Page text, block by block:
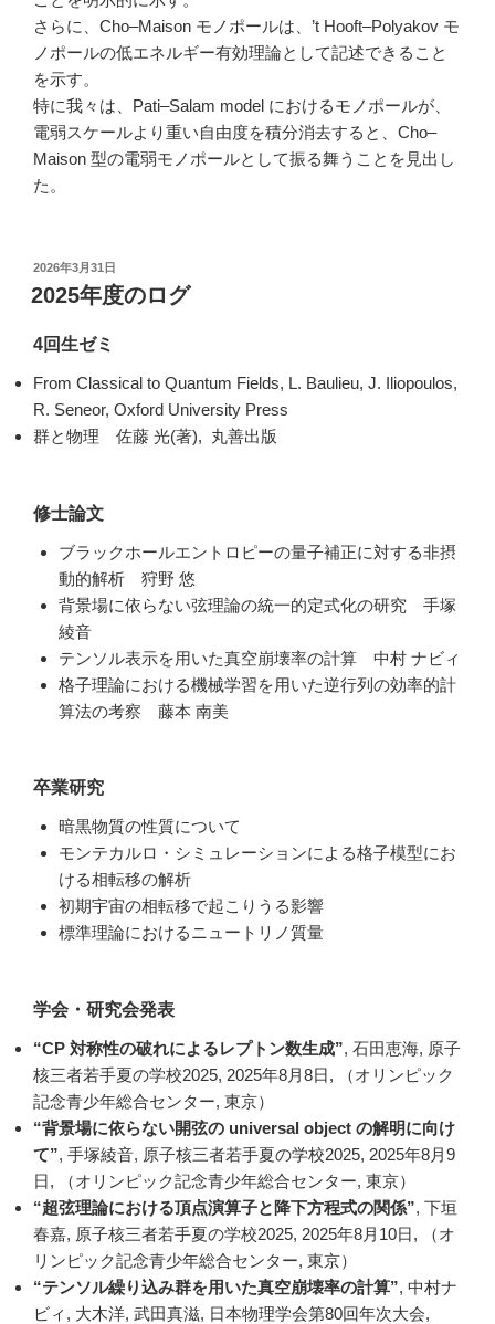
さらに、Cho–Maison モノポールは、’t Hooft–Polyakov モ
ノポールの低エネルギー有効理論として記述できること
を示す。
特に我々は、Pati–Salam model におけるモノポールが、
電弱スケールより重い自由度を積分消去すると、Cho–
Maison 型の電弱モノポールとして振る舞うことを見出し
た。
投
稿
日:
2026年3月31日
2025年度のログ
4回生ゼミ
From Classical to Quantum Fields, L. Baulieu, J. Iliopoulos,
R. Seneor, Oxford University Press
群と物理 佐藤 光(著), 丸善出版
修士論文
ブラックホールエントロピーの量⼦補正に対する⾮摂
動的解析 狩野 悠
背景場に依らない弦理論の統⼀的定式化の研究 ⼿塚
綾⾳
テンソル表⽰を⽤いた真空崩壊率の計算 中村 ナビィ
格⼦理論における機械学習を⽤いた逆⾏列の効率的計
算法の考察 藤本 南美
卒業研究
暗黒物質の性質について
モンテカルロ・シミュレーションによる格子模型にお
ける相転移の解析
初期宇宙の相転移で起こりうる影響
標準理論におけるニュートリノ質量
学会・研究会発表
“CP 対称性の破れによるレプトン数生成”, 石田恵海, 原子
核三者若手夏の学校2025, 2025年8月8日, （オリンピック
記念青少年総合センター, 東京）
“背景場に依らない開弦の universal object の解明に向け
て”, 手塚綾音, 原子核三者若手夏の学校2025, 2025年8月9
日, （オリンピック記念青少年総合センター, 東京）
“超弦理論における頂点演算子と降下方程式の関係”, 下垣
春嘉, 原子核三者若手夏の学校2025, 2025年8月10日, （オ
リンピック記念青少年総合センター, 東京）
“テンソル繰り込み群を用いた真空崩壊率の計算”, 中村ナ
ビィ, 大木洋, 武田真滋, 日本物理学会第80回年次大会,